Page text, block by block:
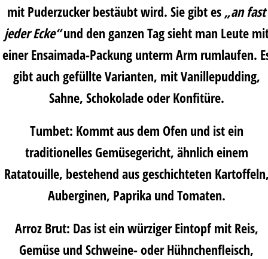
mit Puderzucker bestäubt wird. Sie gibt es „an fast
jeder Ecke“und den ganzen Tag sieht man Leute
einer Ensaimada-Packung unterm Arm rumlaufen.
gibt auch gefüllte Varianten, mit Vanillepudding,
Sahne, Schokolade oder Konfitüre.
Tumbet: Kommt aus dem Ofen und ist ein
traditionelles Gemüsegericht, ähnlich einem
Ratatouille, bestehend aus geschichteten
Auberginen, Paprika und Tomaten.
Arroz Brut: Das ist ein würziger Eintopf mit Reis,
Gemüse und Schweine- oder Hühnchenfleisch,